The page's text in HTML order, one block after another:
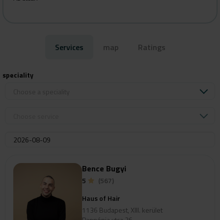
Services map Ratings
speciality
Bence Bugyi
5
(567)
Haus of Hair
1136 Budapest, XIII. kerület